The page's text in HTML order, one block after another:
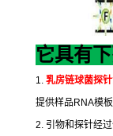
它具有下
1. 乳房链球菌探
提供样品 RNA模板
2. 引物和探针经